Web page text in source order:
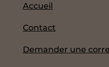
Accueil
Contact
Demander une